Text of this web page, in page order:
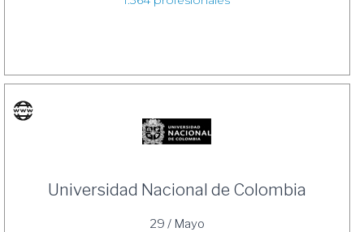
Universidad Nacional de Colombia
29 / Mayo